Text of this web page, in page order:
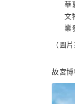
華
文
業
（圖
故宮